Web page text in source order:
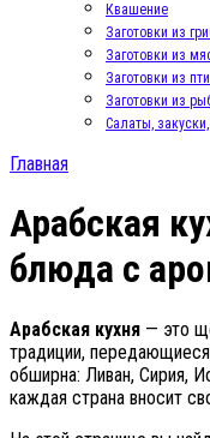
Квашение
Заготовки из
Заготовки из
Заготовки из
Заготовки из
Салаты,
Главная
Арабская
блюда с
Арабская кухня — это
традиции,
обширна: Ливан, Сирия,
каждая страна вносит